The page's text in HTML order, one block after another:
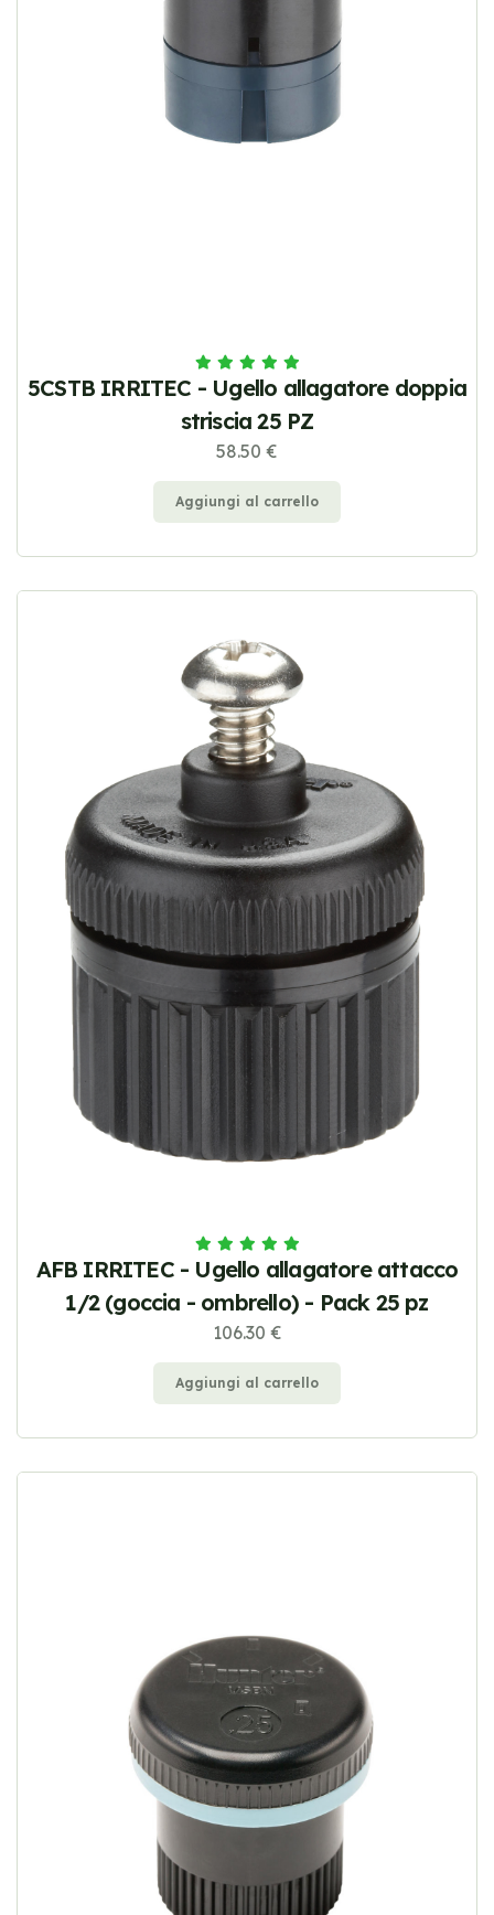
5CSTB IRRITEC - Ugello allagatore doppia
striscia 25 PZ
58.50 €
Aggiungi al carrello
AFB IRRITEC - Ugello allagatore attacco
1/2 (goccia - ombrello) - Pack 25 pz
106.30 €
Aggiungi al carrello